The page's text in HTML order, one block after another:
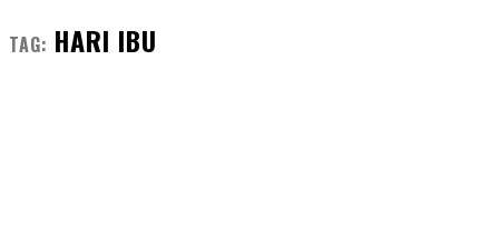
TAG: HARI IBU